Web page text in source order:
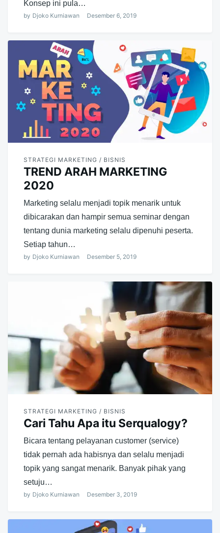
Konsep ini pula…
by Djoko Kurniawan Desember 6, 2019
STRATEGI MARKETING / BISNIS
TREND ARAH MARKETING
2020
Marketing selalu menjadi topik menarik untuk
dibicarakan dan hampir semua seminar dengan
tentang dunia marketing selalu dipenuhi peserta.
Setiap tahun…
by Djoko Kurniawan Desember 5, 2019
STRATEGI MARKETING / BISNIS
Cari Tahu Apa itu Serqualogy?
Bicara tentang pelayanan customer (service)
tidak pernah ada habisnya dan selalu menjadi
topik yang sangat menarik. Banyak pihak yang
setuju…
by Djoko Kurniawan Desember 3, 2019